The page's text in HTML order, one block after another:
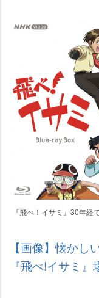
『飛べ！イサミ』30年
【画像】懐か
『飛べ!イサミ』